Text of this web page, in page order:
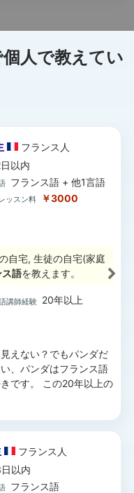
人で教えてい
フランス 人
以内
フランス語 + 他1言語
ッスン料 ￥3000
自宅, 生徒の自宅(家庭
ス語を教えます。
講師経験
20年以上
えない？でもパンダだ
、パンダはフランス語
です。 この20年以上の
フランス 人
以内
フランス語